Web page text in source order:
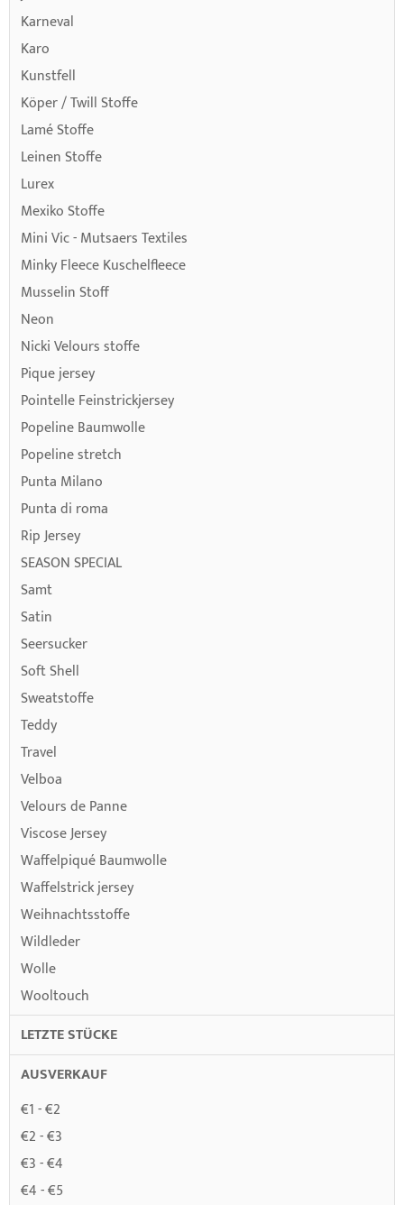
Karneval
Karo
Kunstfell
Köper / Twill Stoffe
Lamé Stoffe
Leinen Stoffe
Lurex
Mexiko Stoffe
Mini Vic - Mutsaers Textiles
Minky Fleece Kuschelfleece
Musselin Stoff
Neon
Nicki Velours stoffe
Pique jersey
Pointelle Feinstrickjersey
Popeline Baumwolle
Popeline stretch
Punta Milano
Punta di roma
Rip Jersey
SEASON SPECIAL
Samt
Satin
Seersucker
Soft Shell
Sweatstoffe
Teddy
Travel
Velboa
Velours de Panne
Viscose Jersey
Waffelpiqué Baumwolle
Waffelstrick jersey
Weihnachtsstoffe
Wildleder
Wolle
Wooltouch
LETZTE STÜCKE
AUSVERKAUF
€1 - €2
€2 - €3
€3 - €4
€4 - €5